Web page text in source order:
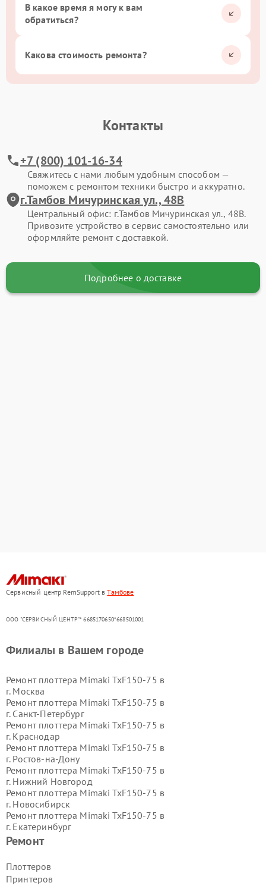
В какое время я могу к вам
обратиться?
Какова стоимость ремонта?
Контакты
+7 (800) 101-16-34
Свяжитесь с нами любым удобным способом —
поможем с ремонтом техники быстро и аккуратно.
г.Тамбов Мичуринская ул., 48В
Центральный офис: г.Тамбов Мичуринская ул., 48В.
Привозите устройство в сервис самостоятельно или
оформляйте ремонт с доставкой.
Подробнее о доставке
Сервисный центр RemSupport вТамбове
ООО "СЕРВИСНЫЙ ЦЕНТР"* 6685170650*668501001
Ремонт
Плоттеров
Принтеров
Филиалы в Вашем городе
Ремонт плоттера Mimaki TxF150-75 в
г. Москва
Ремонт плоттера Mimaki TxF150-75 в
г. Санкт-Петербург
Ремонт плоттера Mimaki TxF150-75 в
г. Краснодар
Ремонт плоттера Mimaki TxF150-75 в
г. Ростов-на-Дону
Ремонт плоттера Mimaki TxF150-75 в
г. Нижний Новгород
Ремонт плоттера Mimaki TxF150-75 в
г. Новосибирск
Ремонт плоттера Mimaki TxF150-75 в
г. Екатеринбург
Ремонт плоттера Mimaki TxF150-75 в
Ремонт плоттера Mimaki TxF150-75 в
г.Воронеж
Ремонт плоттера Mimaki TxF150-75 в